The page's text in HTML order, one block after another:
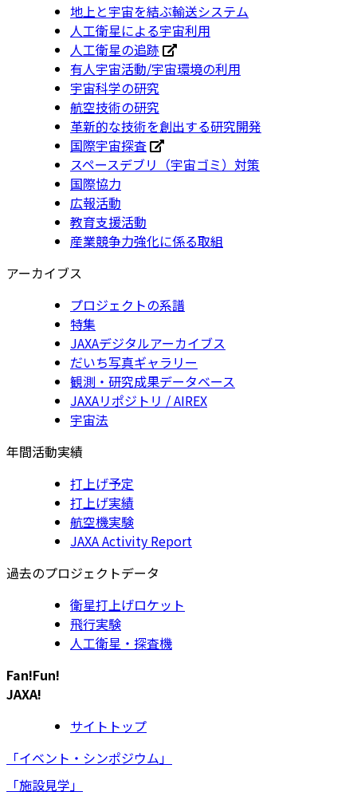
地上と宇宙を結ぶ輸送システム
人工衛星による宇宙利用
人工衛星の追跡
有人宇宙活動/宇宙環境の利用
宇宙科学の研究
航空技術の研究
革新的な技術を創出する研究開発
国際宇宙探査
スペースデブリ（宇宙ゴミ）対策
国際協力
広報活動
教育支援活動
産業競争力強化に係る取組
アーカイブス
プロジェクトの系譜
特集
JAXAデジタルアーカイブス
だいち写真ギャラリー
観測・研究成果データベース
JAXAリポジトリ / AIREX
宇宙法
年間活動実績
打上げ予定
打上げ実績
航空機実験
JAXA Activity Report
過去のプロジェクトデータ
衛星打上げロケット
飛行実験
人工衛星・探査機
Fan!Fun!
JAXA!
サイトトップ
「イベント・シンポジウム」
「施設見学」